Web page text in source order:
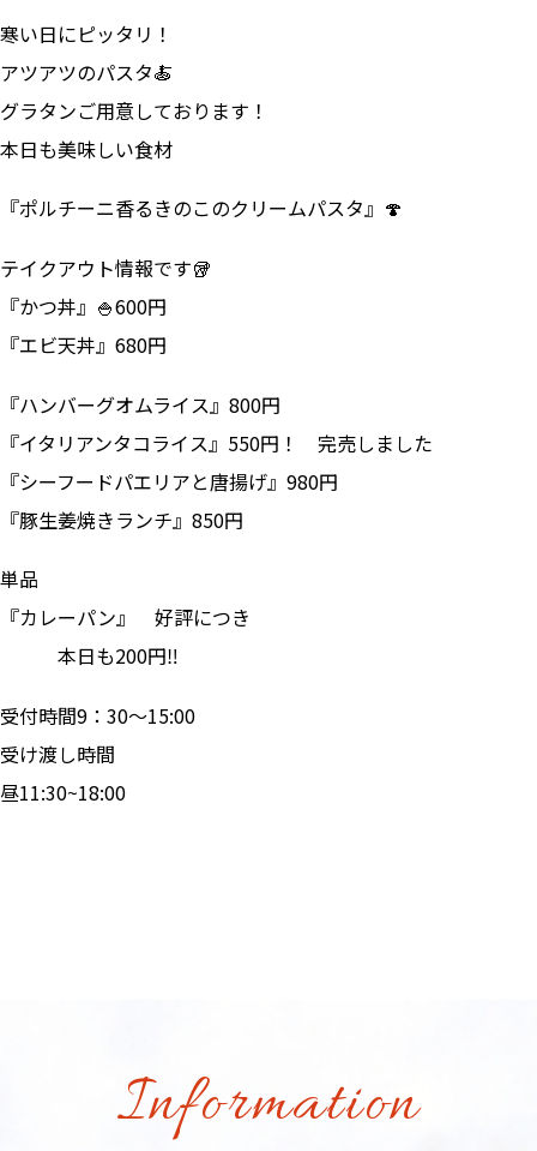
寒い日にピッタリ！
アツアツのパスタ🍝
グラタンご用意しております！
本日も美味しい食材
『ポルチーニ香るきのこのクリームパスタ』🍄
テイクアウト情報です🥡
『かつ丼』🍚600円
『エビ天丼』680円
『ハンバーグオムライス』800円
『イタリアンタコライス』550円！ 完売しました
『シーフードパエリアと唐揚げ』980円
『豚生姜焼きランチ』850円
単品
『カレーパン』 好評につき
本日も200円‼
受付時間9：30～15:00
受け渡し時間
昼11:30~18:00
Information